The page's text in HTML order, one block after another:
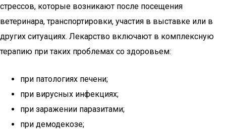
стрессов, которые возникают после посещения
ветеринара, транспортировки, участия в выставке или в
других ситуациях. Лекарство включают в комплексную
терапию при таких проблемах со здоровьем:
при патологиях печени;
при вирусных инфекциях;
при заражении паразитами;
при демодекозе;